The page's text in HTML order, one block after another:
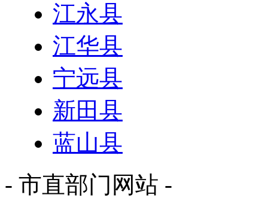
江永县
江华县
宁远县
新田县
蓝山县
- 市直部门网站 -